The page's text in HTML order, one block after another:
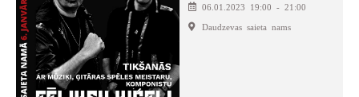
06.01.2023 19:00 - 21:00
Daudzevas saieta nams